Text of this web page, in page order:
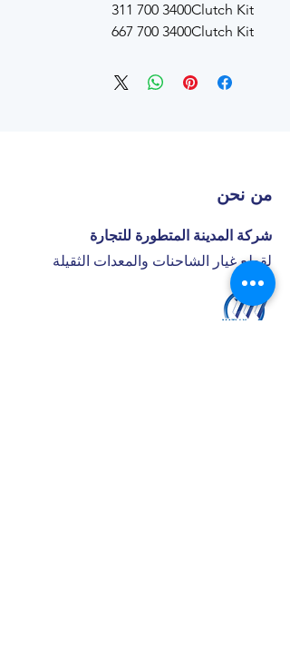
Clutch Kit
3400 700 311
Clutch Kit
3400 700 667
من نحن
شركة المدينة المتطورة للتجارة
لقطع غيار الشاحنات والمعدات الثقيلة